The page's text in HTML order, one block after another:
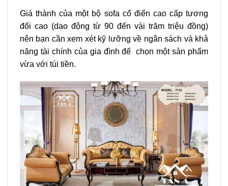
Giá thành của một bộ sofa cổ điển cao cấp tương
đối cao (dao động từ 90 đến vài trăm triệu đồng)
nên bạn cần xem xét kỹ lưỡng về ngân sách và khả
năng tài chính của gia đình để chọn một sản phẩm
vừa với túi tiền.